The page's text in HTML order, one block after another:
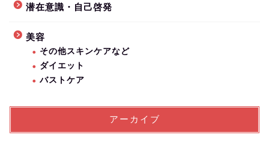
潜在意識・自己啓発
美容
その他スキンケアなど
ダイエット
バストケア
アーカイブ